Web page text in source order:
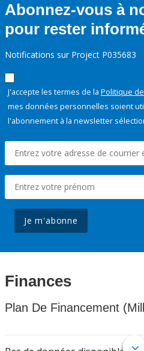
Abonnez-vous à
pour rester
Notifications sur Project P035683
J'accepte les termes de la Politique
mes données personnelles soient
l'abonnement à la newsletter
Je m'abonne
Finances
Plan De Financement